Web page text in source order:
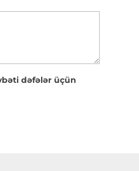
dəfələr üçün